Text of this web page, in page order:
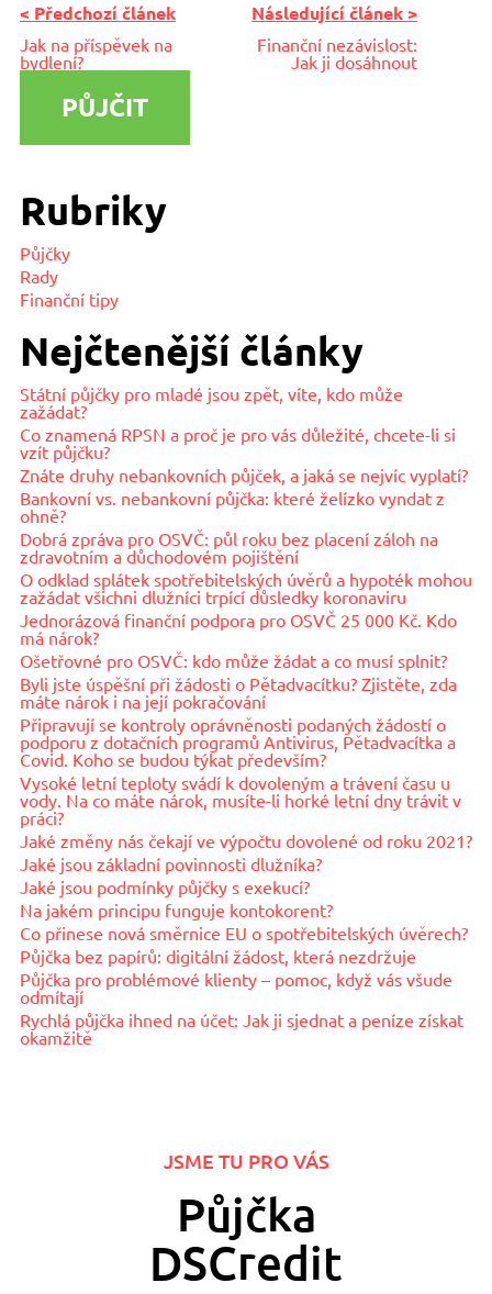
< Předchozí článek
Jak na příspěvek na
bydlení?
Následující článek >
Finanční nezávislost:
Jak ji dosáhnout
PŮJČIT
Rubriky
Půjčky
Rady
Finanční tipy
Nejčtenější články
Státní půjčky pro mladé jsou zpět, víte, kdo může
zažádat?
Co znamená RPSN a proč je pro vás důležité, chcete-li si
vzít půjčku?
Znáte druhy nebankovních půjček, a jaká se nejvíc vyplatí?
Bankovní vs. nebankovní půjčka: které želízko vyndat z
ohně?
Dobrá zpráva pro OSVČ: půl roku bez placení záloh na
zdravotním a důchodovém pojištění
O odklad splátek spotřebitelských úvěrů a hypoték mohou
zažádat všichni dlužníci trpící důsledky koronaviru
Jednorázová finanční podpora pro OSVČ 25 000 Kč. Kdo
má nárok?
Ošetřovné pro OSVČ: kdo může žádat a co musí splnit?
Byli jste úspěšní při žádosti o Pětadvacítku? Zjistěte, zda
máte nárok i na její pokračování
Připravují se kontroly oprávněnosti podaných žádostí o
podporu z dotačních programů Antivirus, Pětadvacítka a
Covid. Koho se budou týkat především?
Vysoké letní teploty svádí k dovoleným a trávení času u
vody. Na co máte nárok, musíte-li horké letní dny trávit v
práci?
Jaké změny nás čekají ve výpočtu dovolené od roku 2021?
Jaké jsou základní povinnosti dlužníka?
Jaké jsou podmínky půjčky s exekucí?
Na jakém principu funguje kontokorent?
Co přinese nová směrnice EU o spotřebitelských úvěrech?
Půjčka bez papírů: digitální žádost, která nezdržuje
Půjčka pro problémové klienty – pomoc, když vás všude
odmítají
Rychlá půjčka ihned na účet: Jak ji sjednat a peníze získat
okamžitě
JSME TU PRO VÁS
Půjčka
DSCredit